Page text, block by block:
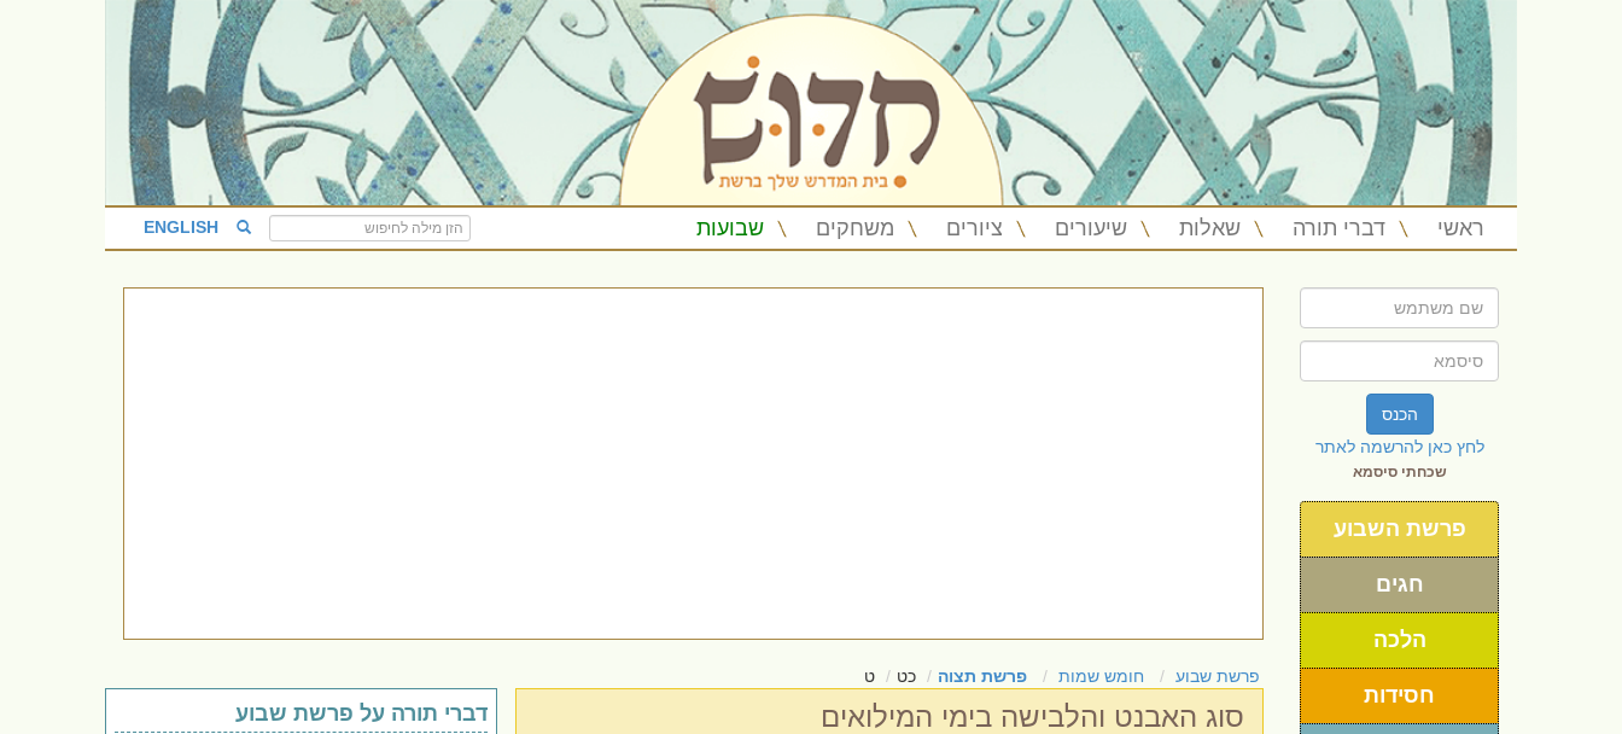
ראשי דברי תורה שאלות שיעורים ציורים משחקים שבועות ENGLISH
הכנס
לחץ כאן להרשמה לאתר
שכחתי סיסמא
פרשת השבוע
חגים
הלכה
חסידות
פרשת שבוע חומש שמות פרשת תצוה כט ט
סוג האבנט והלבישה בימי המילואים
דברי תורה על פרשת שבוע